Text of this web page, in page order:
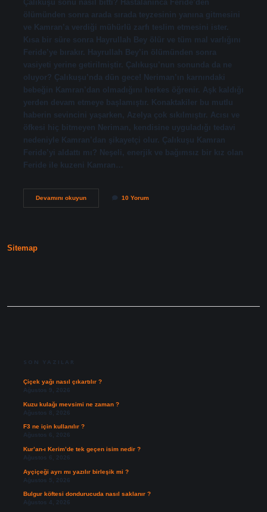
Çalıkuşu sonu nasıl bitti? Hastalanınca Feride’den
ölümünden sonra arada sırada teyzesinin yanına gitmesini
ve Kamran’a verdiği mühürlü zarfı teslim etmesini ister.
Kısa bir süre sonra Hayrullah Bey ölür ve tüm mal varlığını
Feride’ye bırakır. Hayrullah Bey’in ölümünden sonra
vasiyeti yerine getirilmiştir. Çalıkuşu’nun sonunda da ne
oluyor? Çalıkuşu’nda dün gece! Neriman’ın karnındaki
bebeğin Kamran’dan olmadığını herkes öğrenir. Aşk kaldığı
yerden devam etmeye başlamıştır. Konaktakiler bu mutlu
haberin sevincini yaşarken, Azelya çok sıkılmıştır. Acısı ve
öfkesi hiç bitmeyen Neriman, kendisine uyguladığı tedavi
nedeniyle Kamran’dan şikayetçi olur. Çalıkuşu Kamran
Feride’yi aldattı mı? Neşeli, enerjik ve bağımsız bir kız olan
Feride ile kuzeni Kamran…
Devamını okuyunÇalıkuşu
10 Yorum
Sitemap
SON YAZILAR
Çiçek yağı nasıl çıkartılır ?
Ağustos 9, 2026
Kuzu kulağı mevsimi ne zaman ?
Ağustos 8, 2026
F3 ne için kullanılır ?
Ağustos 6, 2026
Kur’an-ı Kerim’de tek geçen isim nedir ?
Ağustos 6, 2026
Ayçiçeği ayrı mı yazılır birleşik mi ?
Ağustos 5, 2026
Bulgur köftesi dondurucuda nasıl saklanır ?
Ağustos 4, 2026